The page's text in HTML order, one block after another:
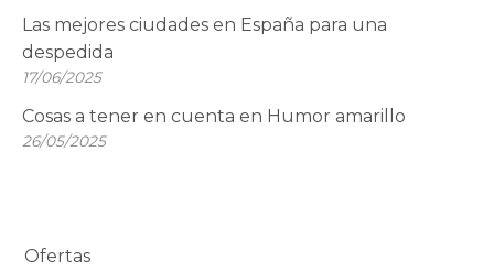
Las mejores ciudades en España para una
despedida
17/06/2025
Cosas a tener en cuenta en Humor amarillo
26/05/2025
Ofertas